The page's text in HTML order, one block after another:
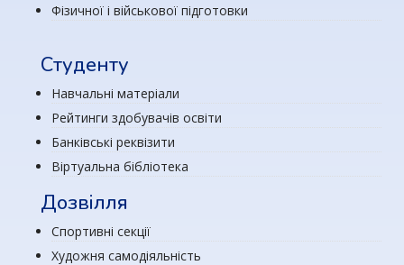
Фізичної і військової підготовки
Студенту
Навчальні матеріали
Рейтинги здобувачів освіти
Банківські реквізити
Віртуальна бібліотека
Дозвілля
Спортивні секції
Художня самодіяльність